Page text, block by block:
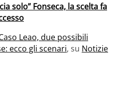
solo” Fonseca, la scelta fa
Leao, due possibili
ecco gli scenari, su Notizie